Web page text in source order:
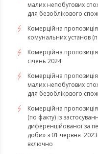
малих непобутових
для безоблікового
Комерційна
комунальних установ
Комерційна
січень 2024
Комерційна
малих непобутових
для безоблікового
Комерційна
(по факту) із
диференційованої за
доби» з 01 червня
включно